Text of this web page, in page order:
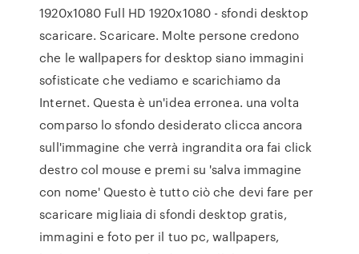
1920x1080 Full HD 1920x1080 - sfondi desktop
scaricare. Scaricare. Molte persone credono
che le wallpapers for desktop siano immagini
sofisticate che vediamo e scarichiamo da
Internet. Questa è un'idea erronea. una volta
comparso lo sfondo desiderato clicca ancora
sull'immagine che verrà ingrandita ora fai click
destro col mouse e premi su 'salva immagine
con nome' Questo è tutto ciò che devi fare per
scaricare migliaia di sfondi desktop gratis,
immagini e foto per il tuo pc, wallpapers,